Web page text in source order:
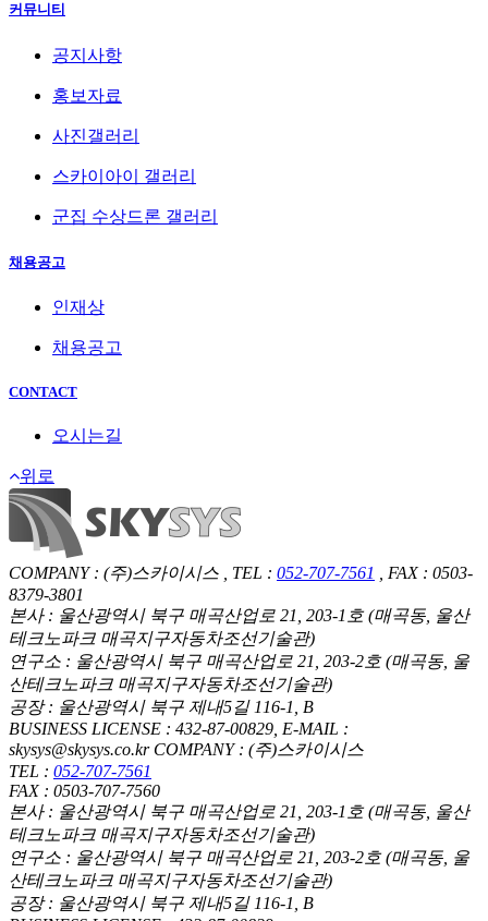
커뮤니티
공지사항
홍보자료
사진갤러리
스카이아이 갤러리
군집 수상드론 갤러리
채용공고
인재상
채용공고
CONTACT
오시는길
위로
COMPANY : (주)스카이시스 , TEL : 052-707-7561
, FAX : 0503-
8379-3801
본사 : 울산광역시 북구 매곡산업로 21, 203-1호 (매곡동, 울산
테크노파크 매곡지구자동차조선기술관)
연구소 : 울산광역시 북구 매곡산업로 21, 203-2호 (매곡동, 울
산테크노파크 매곡지구자동차조선기술관)
공장 : 울산광역시 북구 제내5길 116-1, B
BUSINESS LICENSE : 432-87-00829, E-MAIL :
skysys@skysys.co.kr COMPANY : (주)스카이시스
TEL : 052-707-7561
FAX : 0503-707-7560
본사 : 울산광역시 북구 매곡산업로 21, 203-1호 (매곡동, 울산
테크노파크 매곡지구자동차조선기술관)
연구소 : 울산광역시 북구 매곡산업로 21, 203-2호 (매곡동, 울
산테크노파크 매곡지구자동차조선기술관)
공장 : 울산광역시 북구 제내5길 116-1, B